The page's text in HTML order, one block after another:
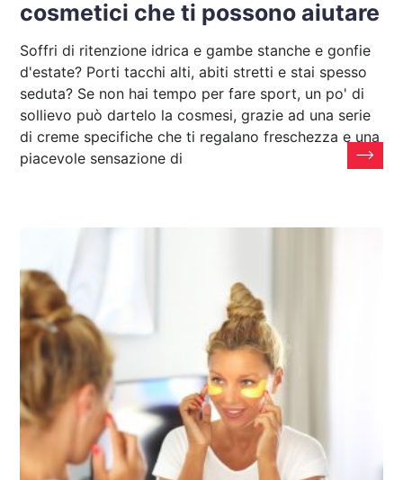
cosmetici che ti possono aiutare
Soffri di ritenzione idrica e gambe stanche e gonfie
d'estate? Porti tacchi alti, abiti stretti e stai spesso
seduta? Se non hai tempo per fare sport, un po' di
sollievo può dartelo la cosmesi, grazie ad una serie
di creme specifiche che ti regalano freschezza e una
piacevole sensazione di